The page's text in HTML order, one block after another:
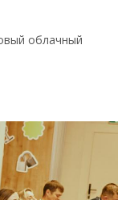
облачный